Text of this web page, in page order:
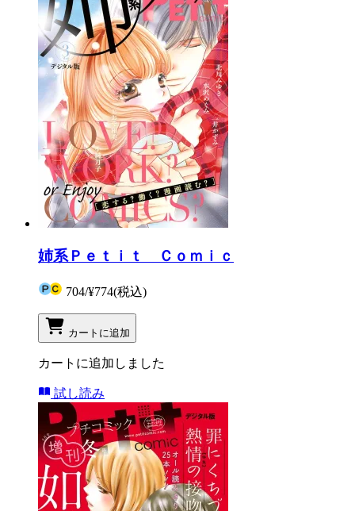
姉系Ｐｅｔｉｔ Ｃｏｍｉｃ
704/¥774(税込)
カートに追加
カートに追加しました
試し読み